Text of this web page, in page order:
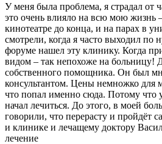
У меня была проблема, я страдал от
это очень влияло на всю мою жизнь
кинотеатре до конца, и на парах в
смотрели, когда я часто выходил по
форуме нашел эту клинику. Когда
видом – так непохоже на больницу!
собственного помощника. Он был
консультантом. Цены немножко для
что попал именно сюда. Потому что
начал лечиться. До этого, в моей
говорили, что перерасту и пройдёт
и клинике и лечащему доктору
лечение